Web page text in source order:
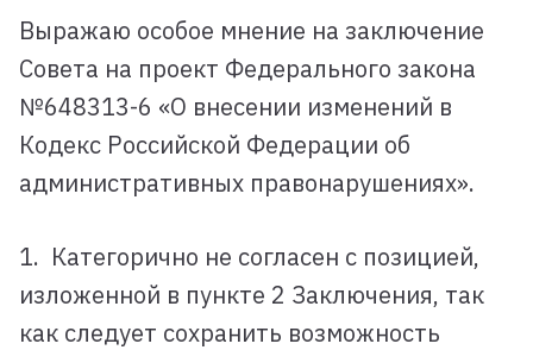
Выражаю особое мнение на заключение
Совета на проект Федерального закона
№648313-6 «О внесении изменений в
Кодекс Российской Федерации об
административных правонарушениях».
1. Категорично не согласен с позицией,
изложенной в пункте 2 Заключения, так
как следует сохранить возможность